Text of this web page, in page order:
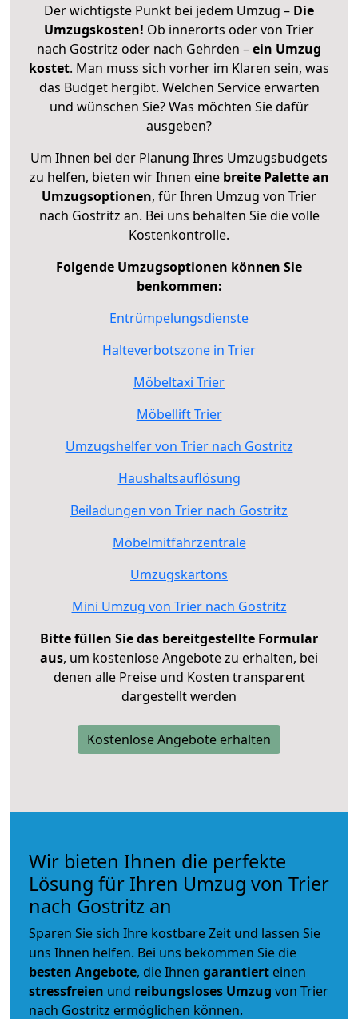
Der wichtigste Punkt bei jedem Umzug – Die
Umzugskosten! Ob innerorts oder von Trier
nach Gostritz oder nach Gehrden –ein Umzug
kostet. Man muss sich vorher im Klaren sein, was
das Budget hergibt. Welchen Service erwarten
und wünschen Sie? Was möchten Sie dafür
ausgeben?
Um Ihnen bei der Planung Ihres Umzugsbudgets
zu helfen, bieten wir Ihnen eine breite Palette an
Umzugsoptionen, für Ihren Umzug von Trier
nach Gostritz an. Bei uns behalten Sie die volle
Kostenkontrolle.
Folgende Umzugsoptionen können Sie
benkommen:
Entrümpelungsdienste
Halteverbotszone in Trier
Möbeltaxi Trier
Möbellift Trier
Umzugshelfer von Trier nach Gostritz
Haushaltsauflösung
Beiladungen von Trier nach Gostritz
Möbelmitfahrzentrale
Umzugskartons
Mini Umzug von Trier nach Gostritz
Bitte füllen Sie das bereitgestellte Formular
aus, um kostenlose Angebote zu erhalten, bei
denen alle Preise und Kosten transparent
dargestellt werden
Kostenlose Angebote erhalten
Wir bieten Ihnen die perfekte
Lösung für Ihren Umzug von Trier
nach Gostritz an
Sparen Sie sich Ihre kostbare Zeit und lassen Sie
uns Ihnen helfen. Bei uns bekommen Sie die
besten Angebote, die Ihnen garantiert einen
stressfreien und reibungsloses Umzug von Trier
nach Gostritz ermöglichen können.